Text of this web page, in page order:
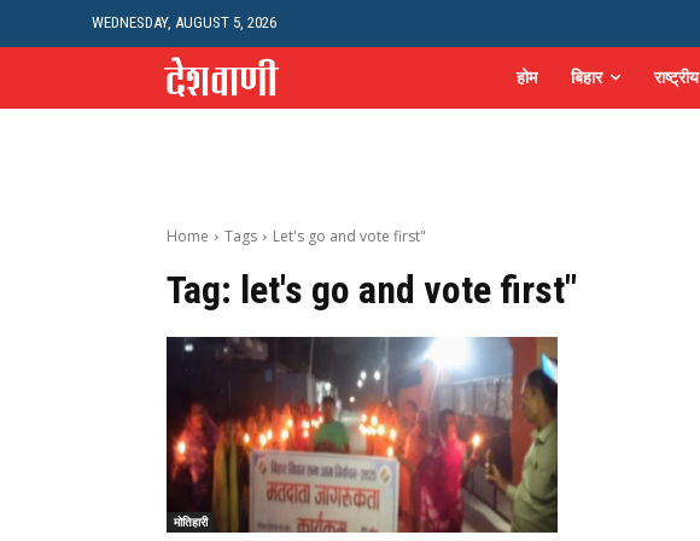
WEDNESDAY, AUGUST 5, 2026
होम बिहार राष्ट्रीय
Home Tags Let's go and vote first"
Tag: let's go and vote first"
मोतिहारी